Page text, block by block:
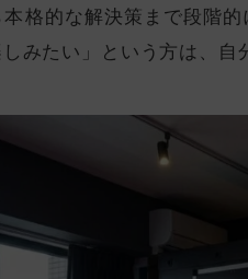
格的な解決策まで段階
みたい」という方は、自